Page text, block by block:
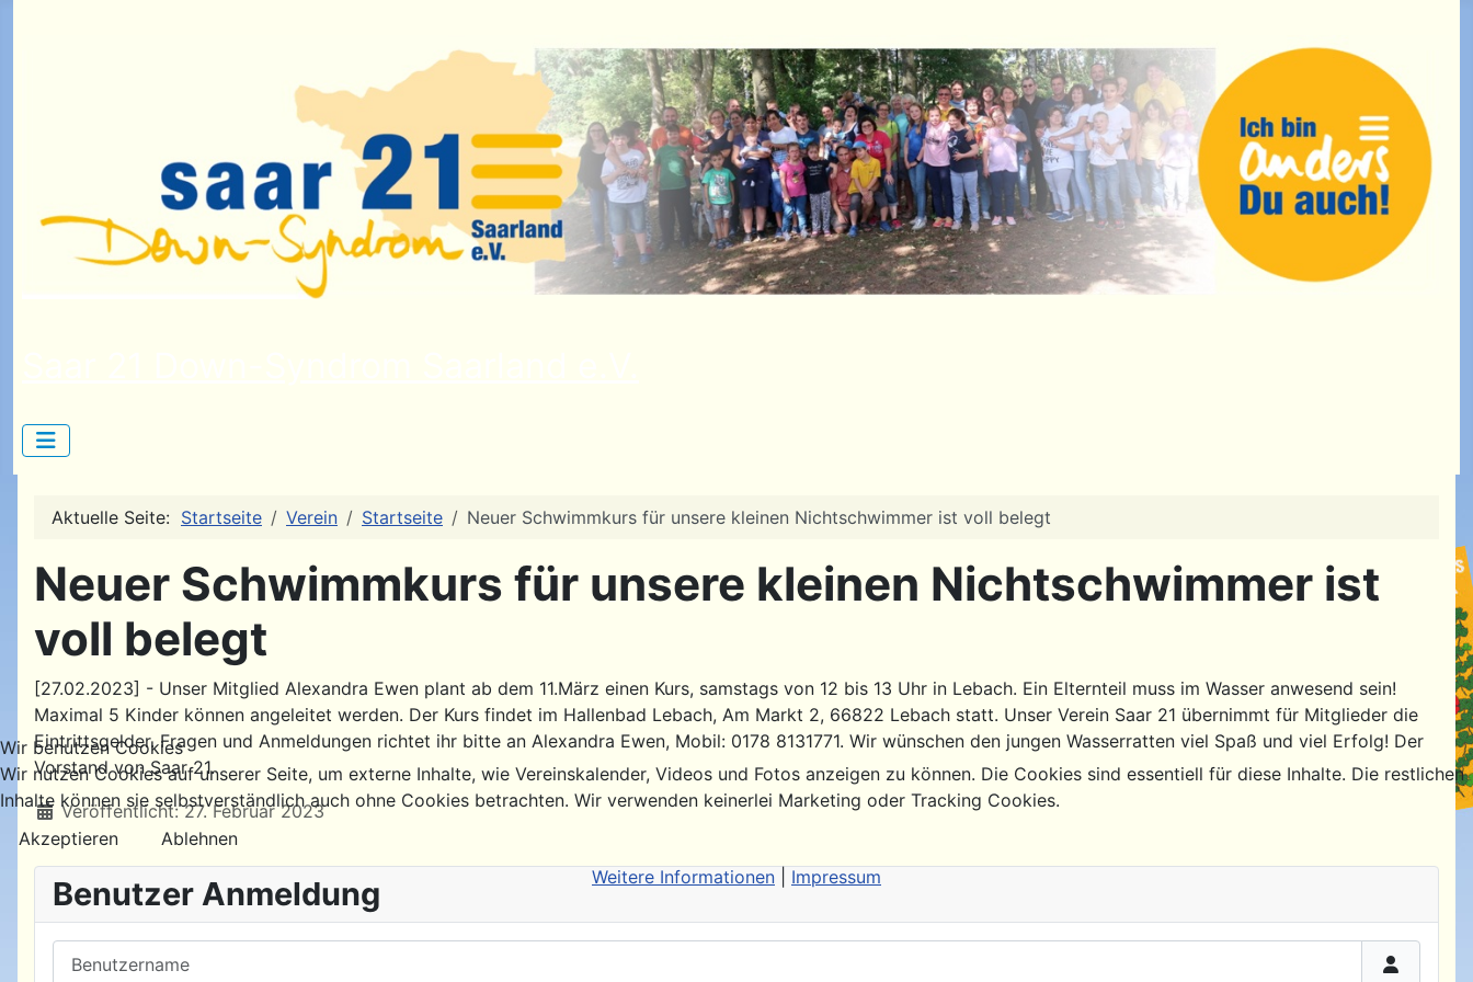
Aktuelle Seite: Startseite Verein Startseite Neuer Schwimmkurs für unsere kleinen Nichtschwimmer ist voll belegt
Neuer Schwimmkurs für unsere kleinen Nichtschwimmer ist
voll belegt
[27.02.2023] - Unser Mitglied Alexandra Ewen plant ab dem 11.März einen Kurs, samstags von 12 bis 13 Uhr in Lebach. Ein Elternteil muss im Wasser anwesend sein!
Maximal 5 Kinder können angeleitet werden. Der Kurs findet im Hallenbad Lebach, Am Markt 2, 66822 Lebach statt. Unser Verein Saar 21 übernimmt für Mitglieder die
Eintrittsgelder. Fragen und Anmeldungen richtet ihr bitte an Alexandra Ewen, Mobil: 0178 8131771. Wir wünschen den jungen Wasserratten viel Spaß und viel Erfolg! Der
Vorstand von Saar 21.
DetailsVeröffentlicht: 27. Februar 2023
Benutzer Anmeldung
Wir benutzen Cookies
Wir nutzen Cookies auf unserer Seite, um externe Inhalte, wie Vereinskalender, Videos und Fotos anzeigen zu können. Die Cookies sind essentiell für diese Inhalte. Die restlichen
Inhalte können sie selbstverständlich auch ohne Cookies betrachten. Wir verwenden keinerlei Marketing oder Tracking Cookies.
Akzeptieren
Ablehnen
Weitere Informationen
Impressum